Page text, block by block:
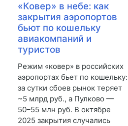
«Ковер» в небе: как
закрытия аэропортов
бьют по кошельку
авиакомпаний и
туристов
Режим «ковер» в российских
аэропортах бьет по кошельку:
за сутки сбоев рынок теряет
~5 млрд руб., а Пулково —
50–55 млн руб. В октябре
2025 закрытия случались